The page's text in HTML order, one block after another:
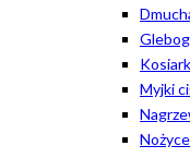
Myjki
Nożyce